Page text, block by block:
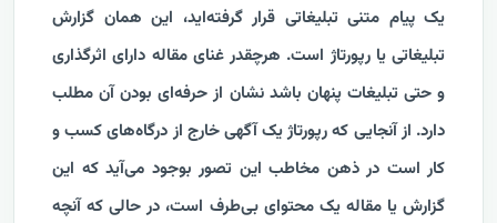
یک پیام متنی تبلیغاتی قرار گرفته‌اید، این همان گزارش
تبلیغاتی یا رپورتاژ است. هرچقدر غنای مقاله دارای اثرگذاری
و حتی تبلیغات پنهان باشد نشان از حرفه‌ای بودن آن مطلب
دارد. از آنجایی که رپورتاژ یک آگهی خارج از درگاه‌های کسب و
کار است در ذهن مخاطب این تصور بوجود می‌آید که این
گزارش یا مقاله یک محتوای بی‌طرف است، در حالی که آنچه